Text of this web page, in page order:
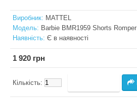
Виробник: MATTEL
Модель: Barbie BMR1959 Shorts Romper
Наявність: Є в наявності
1 920 грн
Кількість: